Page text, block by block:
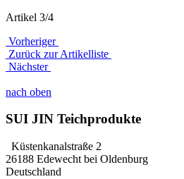
Artikel 3/4
Vorheriger
Zurück zur Artikelliste
Nächster
nach oben
SUI JIN Teichprodukte
Küstenkanalstraße 2
26188 Edewecht bei Oldenburg
Deutschland